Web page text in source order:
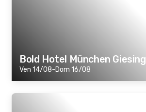
Bold Hotel München Giesing
Ven 14/08-Dom 16/08